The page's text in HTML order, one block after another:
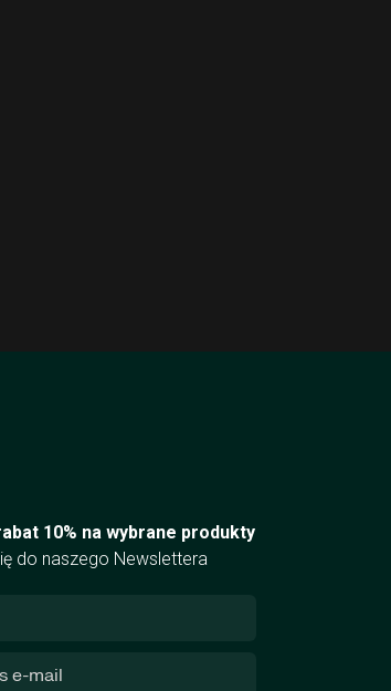
10% na wybrane produkty
do naszego Newslettera